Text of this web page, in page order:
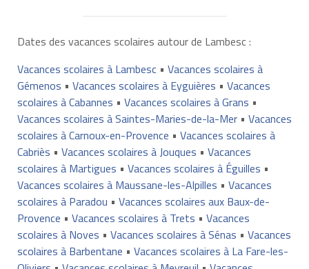
Dates des vacances scolaires autour de Lambesc :
Vacances scolaires à Lambesc• Vacances scolaires à
Gémenos • Vacances scolaires à Eyguières • Vacances
scolaires à Cabannes • Vacances scolaires à Grans •
Vacances scolaires à Saintes-Maries-de-la-Mer• Vacances
scolaires à Carnoux-en-Provence • Vacances scolaires à
Cabriès • Vacances scolaires à Jouques • Vacances
scolaires à Martigues • Vacances scolaires à Éguilles •
Vacances scolaires à Maussane-les-Alpilles • Vacances
scolaires à Paradou • Vacances scolaires aux Baux-de-
Provence • Vacances scolaires à Trets • Vacances
scolaires à Noves • Vacances scolaires à Sénas • Vacances
scolaires à Barbentane • Vacances scolaires à La Fare-les-